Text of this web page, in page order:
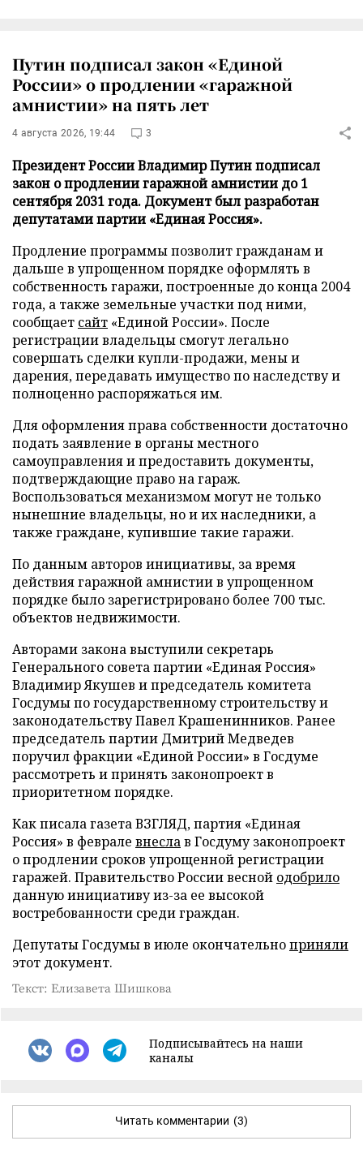
Путин подписал закон «Единой
России» о продлении «гаражной
амнистии» на пять лет
4 августа 2026, 19:44 3
Президент России Владимир Путин подписал
закон о продлении гаражной амнистии до 1
сентября 2031 года. Документ был разработан
депутатами партии «Единая Россия».
Продление программы позволит гражданам и
дальше в упрощенном порядке оформлять в
собственность гаражи, построенные до конца 2004
года, а также земельные участки под ними,
сообщает сайт «Единой России». После
регистрации владельцы смогут легально
совершать сделки купли-продажи, мены и
дарения, передавать имущество по наследству и
полноценно распоряжаться им.
Для оформления права собственности достаточно
подать заявление в органы местного
самоуправления и предоставить документы,
подтверждающие право на гараж.
Воспользоваться механизмом могут не только
нынешние владельцы, но и их наследники, а
также граждане, купившие такие гаражи.
По данным авторов инициативы, за время
действия гаражной амнистии в упрощенном
порядке было зарегистрировано более 700 тыс.
объектов недвижимости.
Авторами закона выступили секретарь
Генерального совета партии «Единая Россия»
Владимир Якушев и председатель комитета
Госдумы по государственному строительству и
законодательству Павел Крашенинников. Ранее
председатель партии Дмитрий Медведев
поручил фракции «Единой России» в Госдуме
рассмотреть и принять законопроект в
приоритетном порядке.
Как писала газета ВЗГЛЯД, партия «Единая
Россия» в феврале внеслав Госдуму законопроект
о продлении сроков упрощенной регистрации
гаражей. Правительство России весной одобрило
данную инициативу из-за ее высокой
востребованности среди граждан.
Депутаты Госдумы в июле окончательноприняли
этот документ.
Текст: Елизавета Шишкова
Подписывайтесь на наши
каналы
Читать комментарии (3)